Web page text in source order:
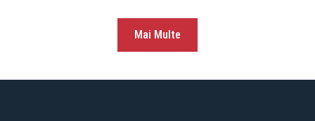
Mai Multe